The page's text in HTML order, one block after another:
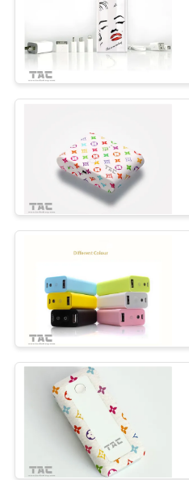
ΖΗΤΉΣΤΕ
ΈΝΑ
ΑΠΌΣΠΑΣΜΑ
SITEMAP
PRIVACY
POLICY